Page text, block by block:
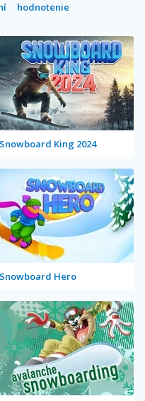
hodnotenie
Snowboard King 2024
Snowboard Hero